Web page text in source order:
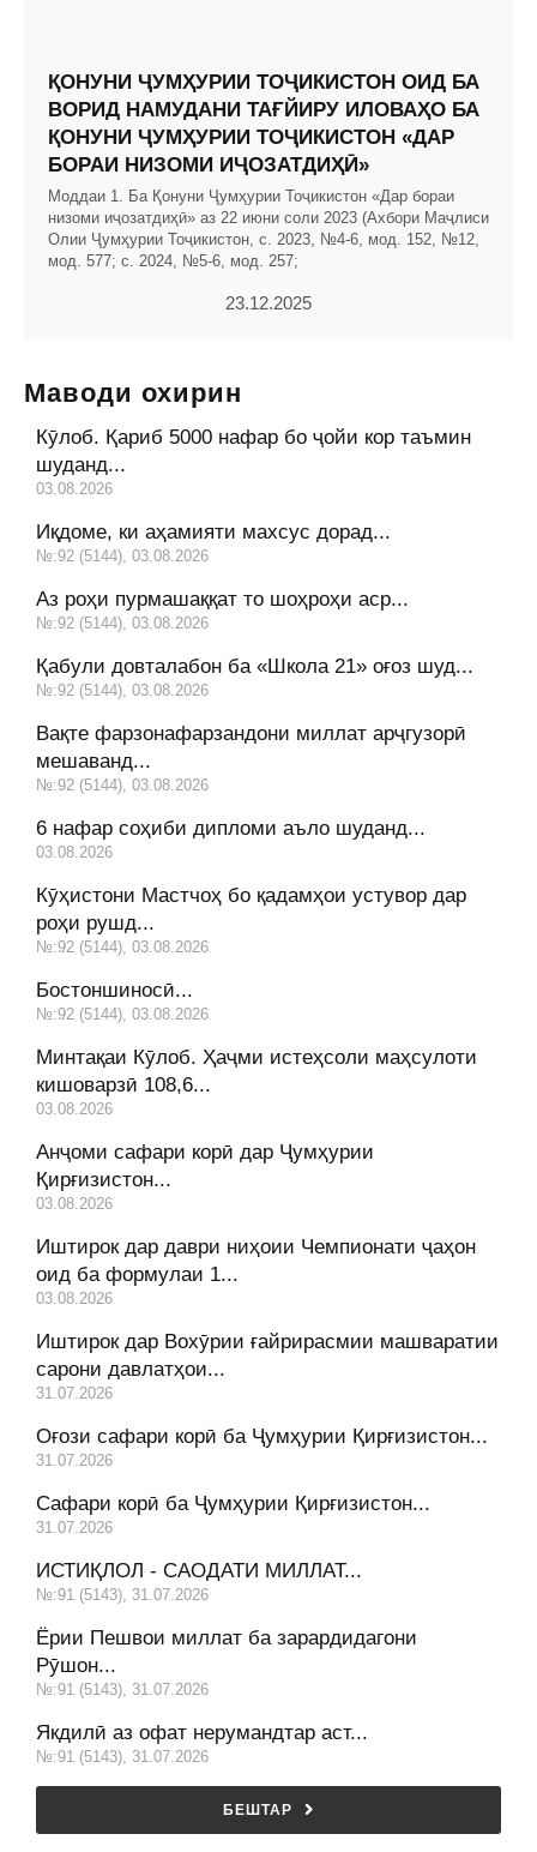
ҚОНУНИ ҶУМҲУРИИ ТОҶИКИСТОН ОИД БА
ВОРИД НАМУДАНИ ТАҒЙИРУ ИЛОВАҲО БА
ҚОНУНИ ҶУМҲУРИИ ТОҶИКИСТОН «ДАР
БОРАИ НИЗОМИ ИҶОЗАТДИҲӢ»
Моддаи 1. Ба Қонуни Ҷумҳурии Тоҷикистон «Дар бораи
низоми иҷозатдиҳӣ» аз 22 июни соли 2023 (Ахбори Маҷлиси
Олии Ҷумҳурии Тоҷикистон, с. 2023, №4-6, мод. 152, №12,
мод. 577; с. 2024, №5-6, мод. 257;
23.12.2025
Маводи охирин
Кӯлоб. Қариб 5000 нафар бо ҷойи кор таъмин
шуданд...
03.08.2026
Иқдоме, ки аҳамияти махсус дорад...
№:92 (5144), 03.08.2026
Аз роҳи пурмашаққат то шоҳроҳи аср...
№:92 (5144), 03.08.2026
Қабули довталабон ба «Школа 21» оғоз шуд...
№:92 (5144), 03.08.2026
Вақте фарзонафарзандони миллат арҷгузорӣ
мешаванд...
№:92 (5144), 03.08.2026
6 нафар соҳиби дипломи аъло шуданд...
03.08.2026
Кӯҳистони Мастчоҳ бо қадамҳои устувор дар
роҳи рушд...
№:92 (5144), 03.08.2026
Бостоншиносӣ...
№:92 (5144), 03.08.2026
Минтақаи Кӯлоб. Ҳаҷми истеҳсоли маҳсулоти
кишоварзӣ 108,6...
03.08.2026
Анҷоми сафари корӣ дар Ҷумҳурии
Қирғизистон...
03.08.2026
Иштирок дар даври ниҳоии Чемпионати ҷаҳон
оид ба формулаи 1...
03.08.2026
Иштирок дар Вохӯрии ғайрирасмии машваратии
сарони давлатҳои...
31.07.2026
Оғози сафари корӣ ба Ҷумҳурии Қирғизистон...
31.07.2026
Сафари корӣ ба Ҷумҳурии Қирғизистон...
31.07.2026
ИСТИҚЛОЛ - САОДАТИ МИЛЛАТ...
№:91 (5143), 31.07.2026
Ёрии Пешвои миллат ба зарардидагони
Рӯшон...
№:91 (5143), 31.07.2026
Якдилӣ аз офат нерумандтар аст...
№:91 (5143), 31.07.2026
БЕШТАР